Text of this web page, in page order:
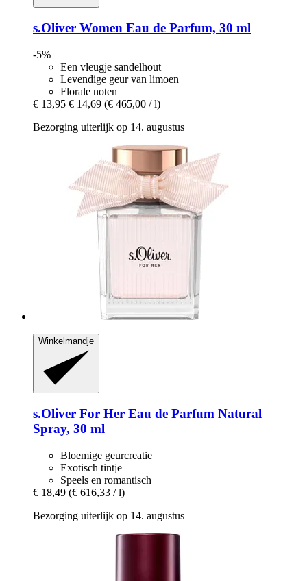
s.Oliver Women Eau de Parfum, 30 ml
-5%
Een vleugje sandelhout
Levendige geur van limoen
Florale noten
€ 13,95 € 14,69 (€ 465,00 / l)
Bezorging uiterlijk op 14. augustus
Winkelmandje
s.Oliver For Her Eau de Parfum Natural
Spray, 30 ml
Bloemige geurcreatie
Exotisch tintje
Speels en romantisch
€ 18,49 (€ 616,33 / l)
Bezorging uiterlijk op 14. augustus